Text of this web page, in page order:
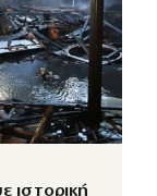
ιστορική